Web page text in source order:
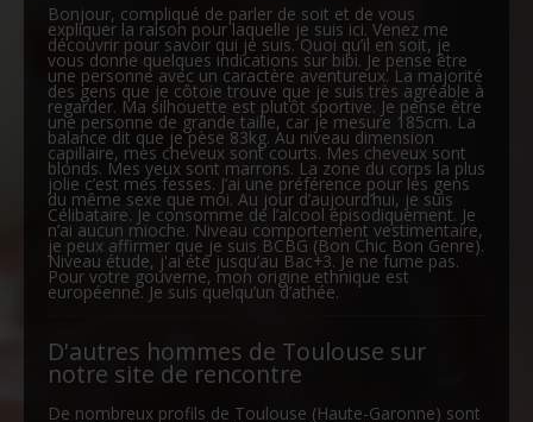
Bonjour, compliqué de parler de soit et de vous
expliquer la raison pour laquelle je suis ici. Venez me
découvrir pour savoir qui je suis. Quoi qu’il en soit, je
vous donne quelques indications sur bibi. Je pense être
une personne avec un caractère aventureux. La majorité
des gens que je côtoie trouve que je suis très agréable à
regarder. Ma silhouette est plutôt sportive. Je pense être
une personne de grande taille, car je mesure 185cm. La
balance dit que je pèse 83kg. Au niveau dimension
capillaire, mes cheveux sont courts. Mes cheveux sont
blonds. Mes yeux sont marrons. La zone du corps la plus
jolie c’est mes fesses. J’ai une préférence pour les gens
du même sexe que moi. Au jour d’aujourd’hui, je suis
Célibataire. Je consomme de l’alcool épisodiquement. Je
n’ai aucun mioche. Niveau comportement vestimentaire,
je peux affirmer que je suis BCBG (Bon Chic Bon Genre).
Niveau étude, j'ai été jusqu’au Bac+3. Je ne fume pas.
Pour votre gouverne, mon origine ethnique est
européenne. Je suis quelqu’un d’athée.
D'autres hommes de Toulouse sur
notre site de rencontre
De nombreux profils de Toulouse (Haute-Garonne) sont